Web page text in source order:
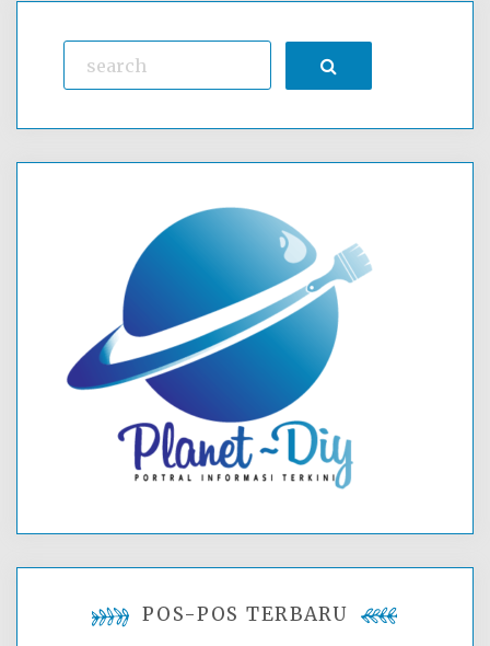
Search
POS-POS TERBARU